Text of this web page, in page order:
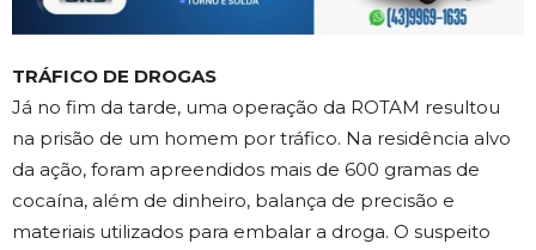
TRÁFICO DE DROGAS
Já no fim da tarde, uma operação da ROTAM resultou
na prisão de um homem por tráfico. Na residência alvo
da ação, foram apreendidos mais de 600 gramas de
cocaína, além de dinheiro, balança de precisão e
materiais utilizados para embalar a droga. O suspeito